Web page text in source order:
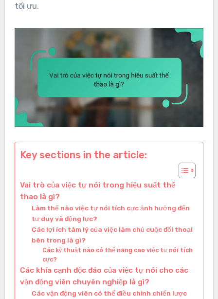
tối ưu.
Key sections in the article:
Vai trò của việc tự nói trong hiệu suất thể
thao là gì?
Làm thế nào việc tự nói tích cực ảnh hưởng đến
tư duy và động lực?
Các lợi ích tâm lý của việc làm chủ cuộc đối thoại
bên trong là gì?
Các kỹ thuật nào có thể nâng cao việc tự nói tích
cực?
Các khía cạnh độc đáo của việc tự nói cho các
vận động viên chuyên nghiệp là gì?
Các vận động viên có thể điều chỉnh chiến lược